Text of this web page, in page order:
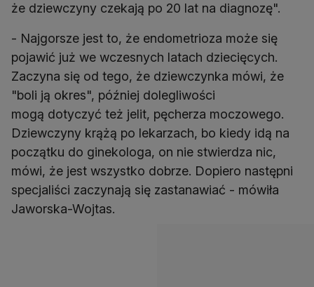
że dziewczyny czekają po 20 lat na diagnozę".
- Najgorsze jest to, że endometrioza może się
pojawić już we wczesnych latach dziecięcych.
Zaczyna się od tego, że dziewczynka mówi, że
"boli ją okres", później dolegliwości
mogą dotyczyć też jelit, pęcherza moczowego.
Dziewczyny krążą po lekarzach, bo kiedy idą na
początku do ginekologa, on nie stwierdza nic,
mówi, że jest wszystko dobrze. Dopiero następni
specjaliści zaczynają się zastanawiać - mówiła
Jaworska-Wojtas.